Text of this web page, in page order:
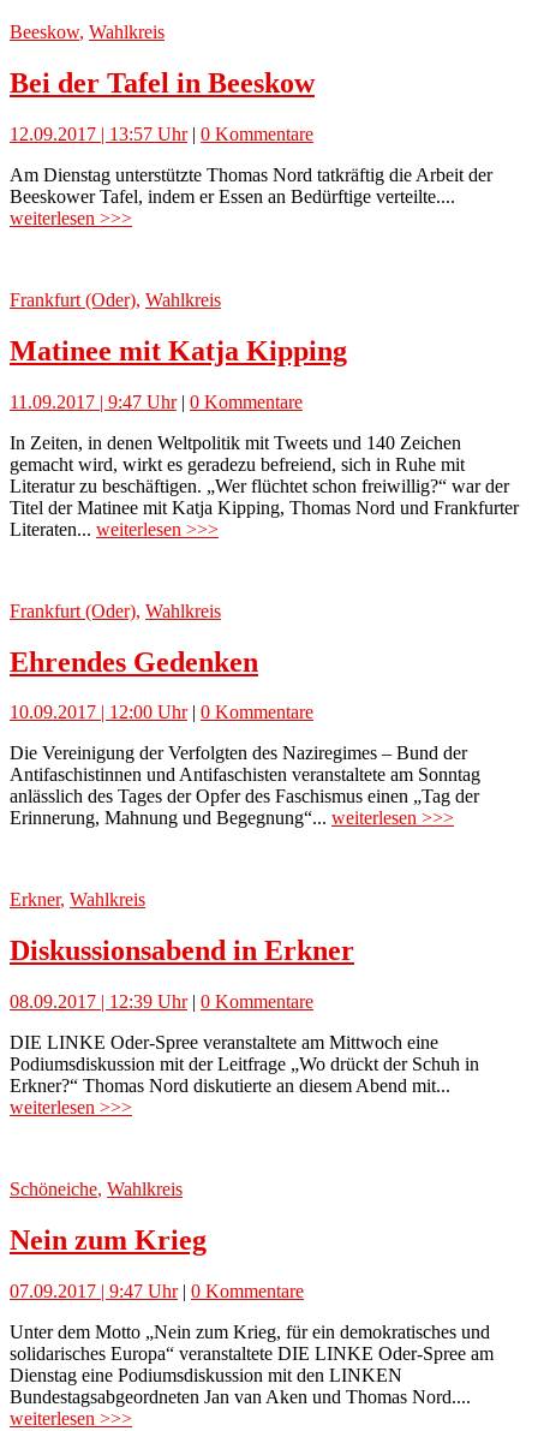
Beeskow, Wahlkreis
Bei der Tafel in Beeskow
12.09.2017 | 13:57 Uhr| 0 Kommentare
Am Dienstag unterstützte Thomas Nord tatkräftig die Arbeit der
Beeskower Tafel, indem er Essen an Bedürftige verteilte....
weiterlesen >>>
Frankfurt (Oder), Wahlkreis
Matinee mit Katja Kipping
11.09.2017 | 9:47 Uhr| 0 Kommentare
In Zeiten, in denen Weltpolitik mit Tweets und 140 Zeichen
gemacht wird, wirkt es geradezu befreiend, sich in Ruhe mit
Literatur zu beschäftigen. „Wer flüchtet schon freiwillig?“ war der
Titel der Matinee mit Katja Kipping, Thomas Nord und Frankfurter
Literaten... weiterlesen >>>
Frankfurt (Oder), Wahlkreis
Ehrendes Gedenken
10.09.2017 | 12:00 Uhr| 0 Kommentare
Die Vereinigung der Verfolgten des Naziregimes – Bund der
Antifaschistinnen und Antifaschisten veranstaltete am Sonntag
anlässlich des Tages der Opfer des Faschismus einen „Tag der
Erinnerung, Mahnung und Begegnung“... weiterlesen >>>
Erkner, Wahlkreis
Diskussionsabend in Erkner
08.09.2017 | 12:39 Uhr| 0 Kommentare
DIE LINKE Oder-Spree veranstaltete am Mittwoch eine
Podiumsdiskussion mit der Leitfrage „Wo drückt der Schuh in
Erkner?“ Thomas Nord diskutierte an diesem Abend mit...
weiterlesen >>>
Schöneiche, Wahlkreis
Nein zum Krieg
07.09.2017 | 9:47 Uhr| 0 Kommentare
Unter dem Motto „Nein zum Krieg, für ein demokratisches und
solidarisches Europa“ veranstaltete DIE LINKE Oder-Spree am
Dienstag eine Podiumsdiskussion mit den LINKEN
Bundestagsabgeordneten Jan van Aken und Thomas Nord....
weiterlesen >>>